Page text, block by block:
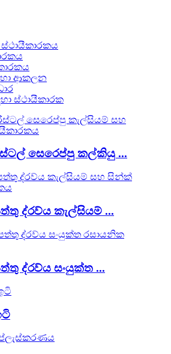
ආකලන
ස්ථායීකාරක
සෙරෙප්පු කල්කියු ...
ද්රව්ය කැල්සියම් ...
ද්රව්ය සංයුක්ත ...